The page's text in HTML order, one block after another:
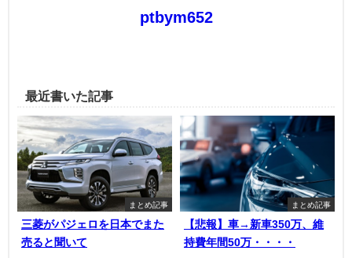
ptbym652
最近書いた記事
まとめ記事
三菱がパジェロを日本でまた
売ると聞いて
まとめ記事
【悲報】車→新車350万、維
持費年間50万・・・・